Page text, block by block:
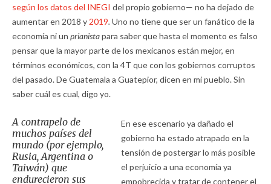
según los datos del INEGI del propio gobierno— no ha dejado de
aumentar en 2018 y 2019. Uno no tiene que ser un fanático de la
economía ni un prianistapara saber que hasta el momento es falso
pensar que la mayor parte de los mexicanos están mejor, en
términos económicos, con la 4T que con los gobiernos corruptos
del pasado. De Guatemala a Guatepior, dicen en mi pueblo. Sin
saber cuál es cual, digo yo.
A contrapelo de
muchos países del
mundo (por ejemplo,
Rusia, Argentina o
Taiwán) que
endurecieron sus
En ese escenario ya dañado el
gobierno ha estado atrapado en la
tensión de postergar lo más posible
el perjuicio a una economía ya
empobrecida y tratar de contener el